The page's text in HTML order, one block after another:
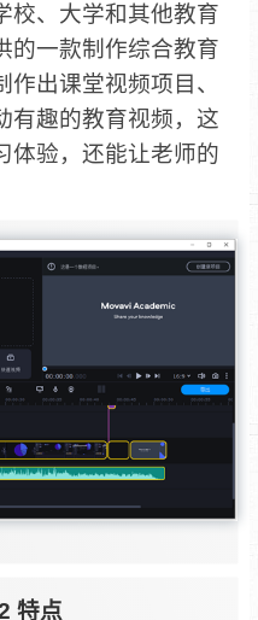
校、大学和其他教育
的一款制作综合教育
出课堂视频项目、
有趣的教育视频，这
体验，还能让老师的
特点